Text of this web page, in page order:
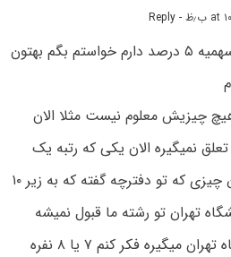
- Reply
دوستان من ی نظری راجبه سهمیه ۵ درصد دارم خواستم بگم بهتون
هیچ چیزیش معلوم نیست مثلا الان
۵ درصد به زیر ۱۰ نفر تعلق نمیگیره الان یکی که رتبه یک
سهمیه پنج درصد شده با این چیزی که تو دفترچه گفته که به زیر ۱۰
تهران تو رشته ما قبول نمیشه
چون تعداد نفراتی که دانشگاه تهران میگیره فکر کنم ۷ یا ۸ نفره